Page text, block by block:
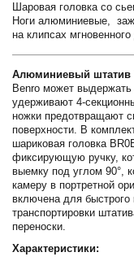
Шаровая головка со
Ноги алюминиевые,
на клипсах
Алюминиевый штатив
Benro может выдержать
удерживают 4-
ножки предотвращают
поверхности. В
шариковая головка
фиксирующую ручку,
выемку под углом 90°,
камеру в портретной
включена для
транспортировки
переноски.
Характеристики: